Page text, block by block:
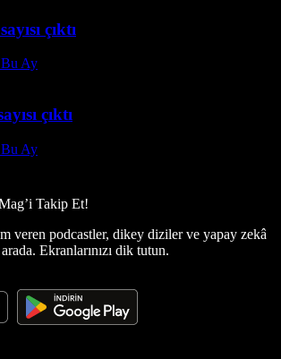
çıktı
Ay
çıktı
Ay
Takip Et!
veren podcastler, dikey diziler ve yapay zekâ
Ekranlarınızı dik tutun.